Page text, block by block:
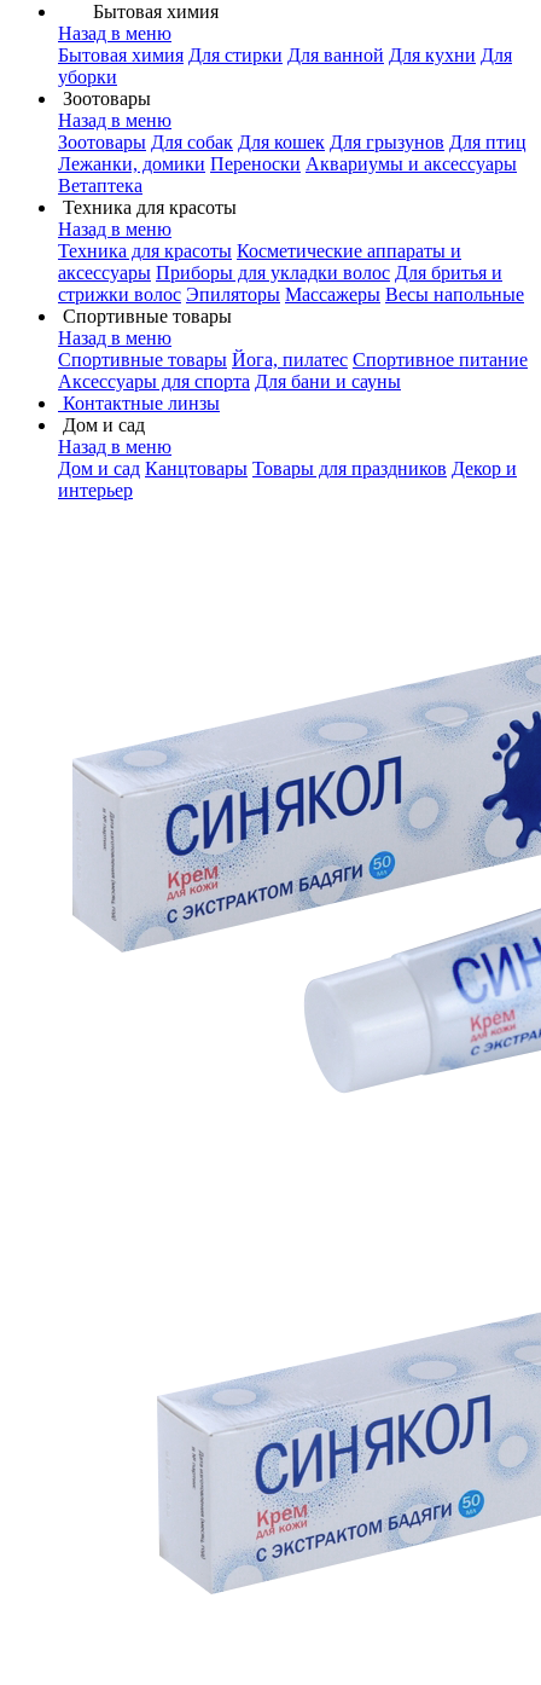
Бытовая химия
Назад в меню
Бытовая химия Для стирки Для ванной Для кухни Для
уборки
Зоотовары
Назад в меню
Зоотовары Для собак Для кошек Для грызунов Для птиц
Лежанки, домики Переноски Аквариумы и аксессуары
Ветаптека
Техника для красоты
Назад в меню
Техника для красоты Косметические аппараты и
аксессуары Приборы для укладки волос Для бритья и
стрижки волос Эпиляторы Массажеры Весы напольные
Спортивные товары
Назад в меню
Спортивные товары Йога, пилатес Спортивное питание
Аксессуары для спорта Для бани и сауны
Контактные линзы
Дом и сад
Назад в меню
Дом и сад Канцтовары Товары для праздников Декор и
интерьер